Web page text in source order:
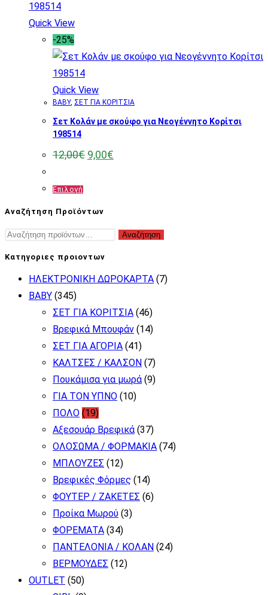
Quick View
-25%
Quick View
BABY, ΣΕΤ ΓΙΑ ΚΟΡΙΤΣΙΑ
Σετ Κολάν με σκούφο για Νεογέννητο Κορίτσι
198514
12,00€ Original
price
9,00€
τρέχουσα
ΕπιλογήΑυτό
έχει
πολλαπλές
μπορούν
επιλεγούν
του
προϊόντος
Αναζήτηση Προϊόντων
Αναζήτηση
Αναζήτηση
Κατηγοριες προιοντων
ΗΛΕΚΤΡΟΝΙΚΗ ΔΩΡΟΚΑΡΤΑ (7)
BABY (345)
ΣΕΤ ΓΙΑ ΚΟΡΙΤΣΙΑ (46)
Βρεφικά Μπουφάν (14)
ΣΕΤ ΓΙΑ ΑΓΟΡΙΑ (41)
ΚΑΛΤΣΕΣ / ΚΑΛΣΟΝ (7)
Πουκάμισα για μωρά (9)
ΓΙΑ ΤΟΝ ΥΠΝΟ (10)
ΠΟΛΟ (19)
Αξεσουάρ Βρεφικά (37)
ΟΛΟΣΩΜΑ / ΦΟΡΜΑΚΙΑ (74)
ΜΠΛΟΥΖΕΣ (12)
Βρεφικές Φόρμες (14)
ΦΟΥΤΕΡ / ΖΑΚΕΤΕΣ (6)
Προίκα Μωρού (3)
ΦΟΡΕΜΑΤΑ (34)
ΠΑΝΤΕΛΟΝΙΑ / ΚΟΛΑΝ (24)
ΒΕΡΜΟΥΔΕΣ (12)
OUTLET (50)